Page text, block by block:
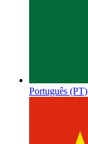
Português (PT)